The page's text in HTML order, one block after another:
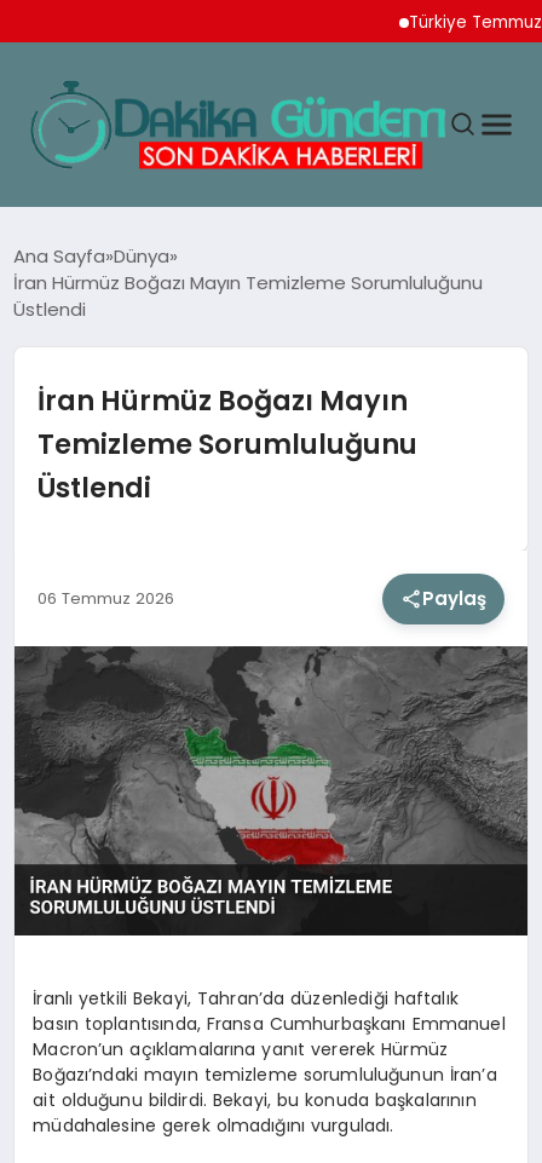
Türkiye Temmuz Ayı
TEKNOLOJI
SPOR
YAŞAM
SIYASET
SAĞLIK
DÜNYA
EĞITIM
Ana Sayfa Dünya
İran Hürmüz Boğazı Mayın Temizleme Sorumluluğunu
Üstlendi
İran Hürmüz Boğazı Mayın
Temizleme Sorumluluğunu
Üstlendi
06 Temmuz 2026 Paylaş
İranlı yetkili Bekayi, Tahran’da düzenlediği haftalık
basın toplantısında, Fransa Cumhurbaşkanı Emmanuel
Macron’un açıklamalarına yanıt vererek Hürmüz
Boğazı’ndaki mayın temizleme sorumluluğunun İran’a
ait olduğunu bildirdi. Bekayi, bu konuda başkalarının
müdahalesine gerek olmadığını vurguladı.